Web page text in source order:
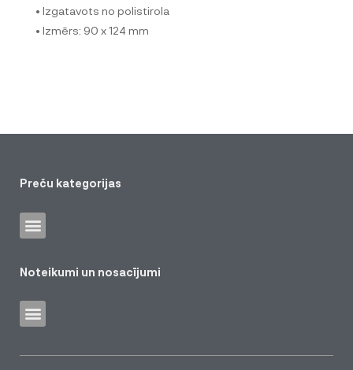
• Izgatavots no polistirola
• Izmērs: 90 x 124 mm
Preču kategorijas
Noteikumi un nosacījumi